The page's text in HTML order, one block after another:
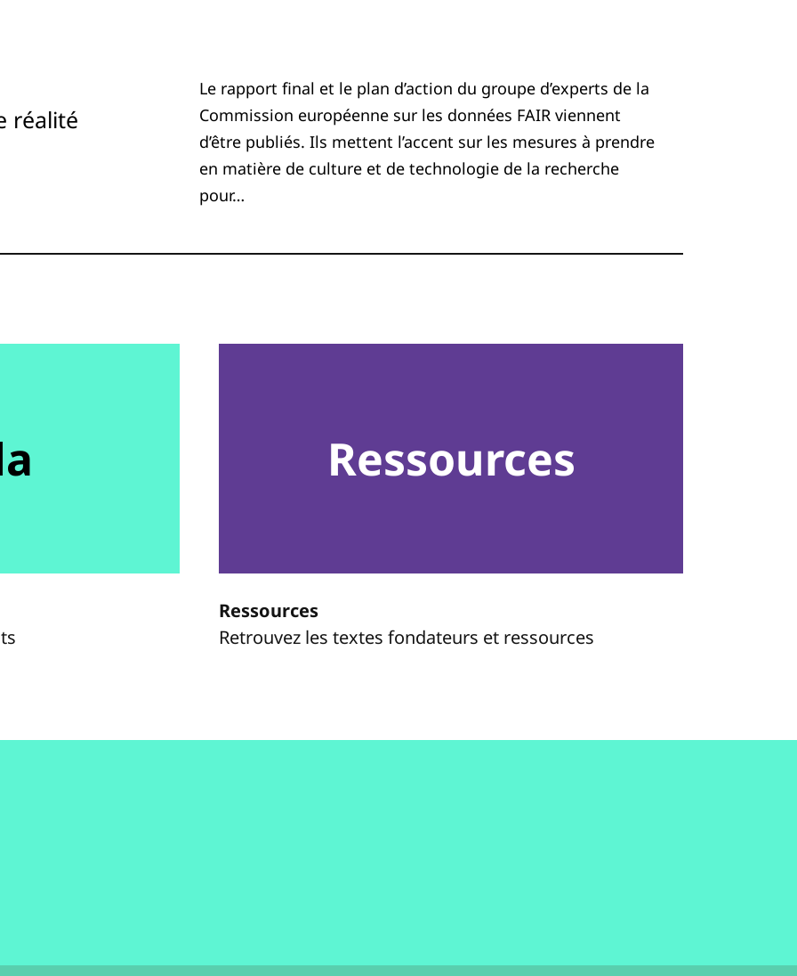
réalité
Le rapport final et le plan d’action du groupe d’experts de la
Commission européenne sur les données FAIR viennent
d’être publiés. Ils mettent l’accent sur les mesures à prendre
en matière de culture et de technologie de la recherche
pour…
Ressources
Ressources
Retrouvez les textes fondateurs et ressources